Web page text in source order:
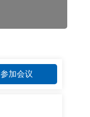
参加会议